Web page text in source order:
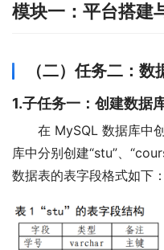
模块一：平台搭建
（二）任务二：
1.子任务一：创建数据
在 MySQL 数据库中
库中分别创建“stu”、
数据表的表字段格式如下：